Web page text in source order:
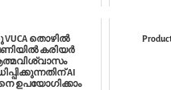
VUCA തൊഴിൽ
കരിയർ
AI
ഉപയോഗിക്കാം